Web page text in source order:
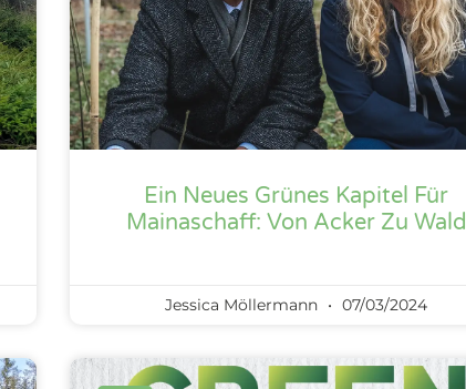
Ein Neues Grünes Kapitel Für
Mainaschaff: Von Acker Zu Wald
Jessica Möllermann 07/03/2024